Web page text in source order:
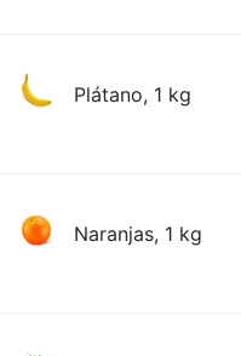
Plátano, 1 kg
Naranjas, 1 kg